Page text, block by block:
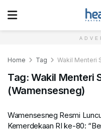
Home Tag Wakil Menteri
Tag: Wakil Menteri
(Wamensesneg)
Wamensesneg Resmi
Kemerdekaan RI ke-80: